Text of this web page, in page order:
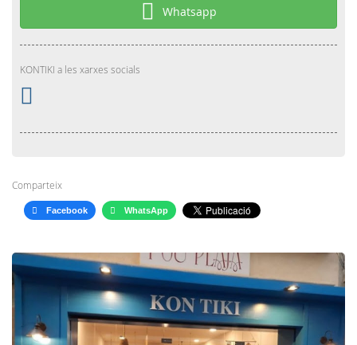
Whatsapp
KONTIKI a les xarxes socials
Comparteix
Facebook WhatsApp